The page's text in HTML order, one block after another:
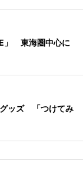
」 東海圏中心に
グッズ 「つけてみ